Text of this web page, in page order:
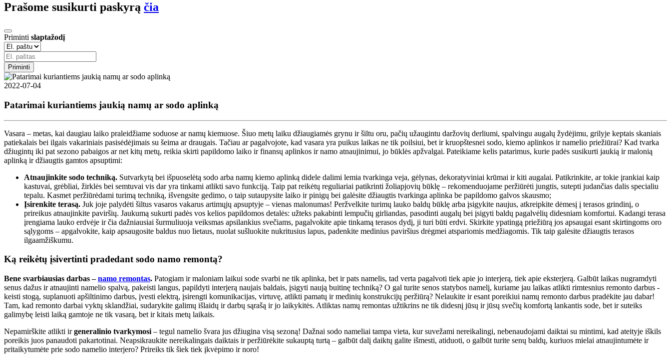
Prašome susikurti paskyrą čia
Priminti slaptažodį
Priminti
2022-07-04
Patarimai kuriantiems jaukią namų ar sodo aplinką
Vasara – metas, kai daugiau laiko praleidžiame soduose ar namų kiemuose. Šiuo metų laiku džiaugiamės grynu ir šiltu oru, pačių užaugintu daržovių derliumi, spalvingu augalų žydėjimu, grilyje keptais skaniais
patiekalais bei ilgais vakariniais pasisėdėjimais su šeima ar draugais. Tačiau ar pagalvojote, kad vasara yra puikus laikas ne tik poilsiui, bet ir kruopštesnei sodo, kiemo aplinkos ir namelio priežiūrai? Kad tvarka
džiugintų iki pat sezono pabaigos ar net kitų metų, reikia skirti papildomo laiko ir finansų aplinkos ir namo atnaujinimui, jo būklės apžvalgai. Pateikiame kelis patarimus, kurie padės susikurti jaukią ir malonią
aplinką ir džiaugtis gamtos apsuptimi:
Atnaujinkite sodo techniką. Sutvarkytą bei išpuoselėtą sodo arba namų kiemo aplinką didele dalimi lemia tvarkinga veja, gėlynas, dekoratyviniai krūmai ir kiti augalai. Patikrinkite, ar tokie įrankiai kaip
kastuvai, grėbliai, žirklės bei semtuvai vis dar yra tinkami atlikti savo funkciją. Taip pat reikėtų reguliariai patikrinti žoliapjovių būklę – rekomenduojame peržiūrėti jungtis, sutepti judančias dalis specialiu
tepalu. Kasmet peržiūrėdami turimą techniką, išvengsite gedimo, o taip sutaupysite laiko ir pinigų bei galėsite džiaugtis tvarkinga aplinka be papildomo galvos skausmo;
Įsirenkite terasą. Juk joje palydėti šiltus vasaros vakarus artimųjų apsuptyje – vienas malonumas! Peržvelkite turimų lauko baldų būklę arba įsigykite naujus, atkreipkite dėmesį į terasos grindinį, o
prireikus atnaujinkite paviršių. Jaukumą sukurti padės vos kelios papildomos detalės: užteks pakabinti lempučių girliandas, pasodinti augalų bei įsigyti baldų pagalvėlių didesniam komfortui. Kadangi terasa
įrengiama lauko erdvėje ir čia dažniausiai šurmuliuoja veiksmas apsilankius svečiams, pagalvokite apie tinkamą terasos dydį, ji turi būti erdvi. Skirkite ypatingą priežiūrą jos apsaugai esant skirtingoms oro
sąlygoms – apgalvokite, kaip apsaugosite baldus nuo lietaus, nuolat sušluokite nukritusius lapus, padenkite medinius paviršius drėgmei atspariomis medžiagomis. Tik taip galėsite džiaugtis terasos
ilgaamžiškumu.
Ką reikėtų įsivertinti pradedant sodo namo remontą?
Bene svarbiausias darbas –namo remontas. Patogiam ir maloniam laikui sode svarbi ne tik aplinka, bet ir pats namelis, tad verta pagalvoti tiek apie jo interjerą, tiek apie eksterjerą. Galbūt laikas nugramdyti
senus dažus ir atnaujinti namelio spalvą, pakeisti langus, papildyti interjerą naujais baldais, įsigyti naują buitinę techniką? O gal turite senos statybos namelį, kuriame jau laikas atlikti rimtesnius remonto darbus -
keisti stogą, suplanuoti apšiltinimo darbus, įvesti elektrą, įsirengti komunikacijas, virtuvę, atlikti pamatų ir medinių konstrukcijų peržiūrą? Nelaukite ir esant poreikiui namų remonto darbus pradėkite jau dabar!
Tam, kad remonto darbai vyktų sklandžiai, sudarykite galimų išlaidų ir darbų sąrašą ir jo laikykitės. Atliktas namų remontas užtikrins ne tik didesnį jūsų ir jūsų svečių komfortą lankantis sode, bet ir suteiks
galimybę leisti laiką gamtoje ne tik vasarą, bet ir kitais metų laikais.
Nepamirškite atlikti irgeneralinio tvarkymosi – tegul namelio švara jus džiugina visą sezoną! Dažnai sodo nameliai tampa vieta, kur suvežami nereikalingi, nebenaudojami daiktai su mintimi, kad ateityje iškils
poreikis juos panaudoti pakartotinai. Neapsikraukite nereikalingais daiktais ir peržiūrėkite sukauptą turtą – galbūt dalį daiktų galite išmesti, atiduoti, o galbūt turite senų baldų, kuriuos mielai atnaujintumėte ir
pritaikytumėte prie sodo namelio interjero? Prireiks tik šiek tiek įkvėpimo ir noro!